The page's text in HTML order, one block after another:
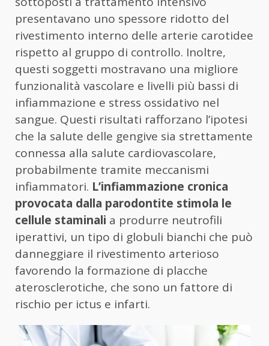
presentavano uno spessore ridotto del
rivestimento interno delle arterie carotidee
rispetto al gruppo di controllo. Inoltre,
questi soggetti mostravano una migliore
funzionalità vascolare e livelli più bassi di
infiammazione e stress ossidativo nel
sangue. Questi risultati rafforzano l’ipotesi
che la salute delle gengive sia strettamente
connessa alla salute cardiovascolare,
probabilmente tramite meccanismi
infiammatori. L’infiammazione cronica
provocata dalla parodontite stimola le
cellule staminali a produrre neutrofili
iperattivi, un tipo di globuli bianchi che può
danneggiare il rivestimento arterioso
favorendo la formazione di placche
aterosclerotiche, che sono un fattore di
rischio per ictus e infarti.